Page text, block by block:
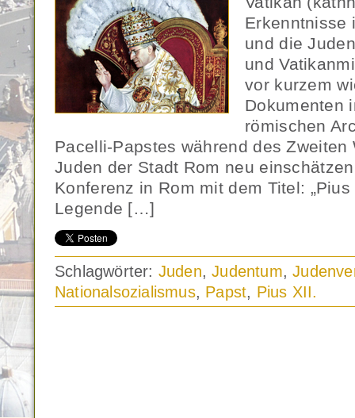
Erkenntnisse
und die
und
vor kurzem
Dokumenten
römischen
Pacelli-Papstes während des Zweiten
Juden der Stadt Rom neu
Konferenz in Rom mit dem Titel:
Legende […]
Schlagwörter: Juden,Judentum,
Nationalsozialismus, Papst, Pius XII.